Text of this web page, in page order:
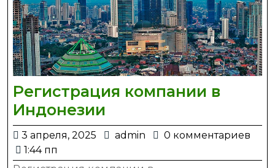
Регистрация компании в
Индонезии
компании
Индонезии
3 апреля, 2025
3
2025
admin admin
0 комментариев
1:44 пп